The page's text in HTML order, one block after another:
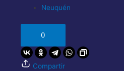
Neuquén
0
Compartir